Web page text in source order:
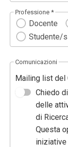
Professione *
Docente
Studente/
Comunicazioni
Mailing list del
Chiedo
delle
di
Questa
iniziative